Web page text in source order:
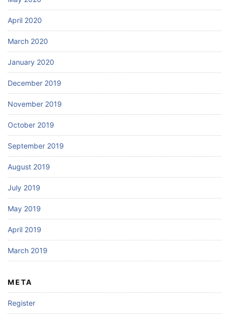
April 2020
March 2020
January 2020
December 2019
November 2019
October 2019
September 2019
August 2019
July 2019
May 2019
April 2019
March 2019
META
Register